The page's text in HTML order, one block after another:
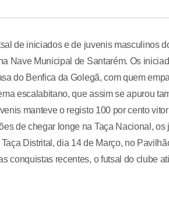
de iniciados e de juvenis masculinos
Nave Municipal de Santarém. Os
do Benfica da Golegã, com quem
escalabitano, que assim se apurou
manteve o registo 100 por cento
de chegar longe na Taça Nacional,
Distrital, dia 14 de Março, no
conquistas recentes, o futsal do clube